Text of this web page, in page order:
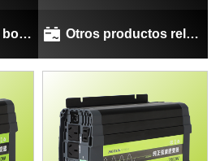
Bomba inflable a bordo Otros productos relacionados